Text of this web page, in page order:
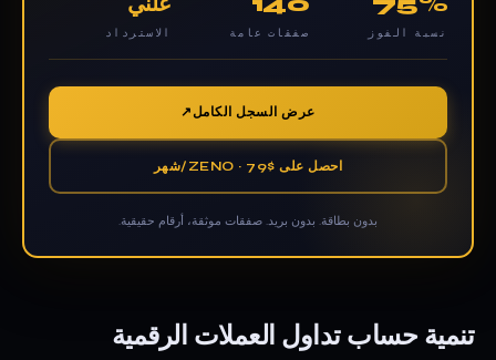
نسبة الفوز صفقات عامة الاسترداد
عرض السجل الكامل
احصل على ZENO · 79$/شهر
بدون بطاقة. بدون بريد. صفقات موثقة، أرقام حقيقية.
تنمية حساب تداول العملات الرقمية